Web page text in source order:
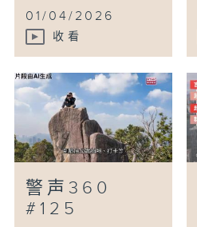
01/04/2026
收看
警声360
#125